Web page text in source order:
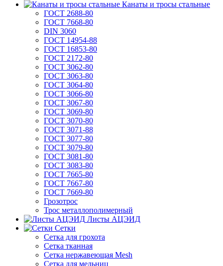
Канаты и тросы стальные
ГОСТ 2688-80
ГОСТ 7668-80
DIN 3060
ГОСТ 14954-88
ГОСТ 16853-80
ГОСТ 2172-80
ГОСТ 3062-80
ГОСТ 3063-80
ГОСТ 3064-80
ГОСТ 3066-80
ГОСТ 3067-80
ГОСТ 3069-80
ГОСТ 3070-80
ГОСТ 3071-88
ГОСТ 3077-80
ГОСТ 3079-80
ГОСТ 3081-80
ГОСТ 3083-80
ГОСТ 7665-80
ГОСТ 7667-80
ГОСТ 7669-80
Грозотрос
Трос металлополимерный
Листы АЦЭИД
Сетки
Сетка для грохота
Сетка тканная
Сетка нержавеющая Mesh
Сетка для мельниц